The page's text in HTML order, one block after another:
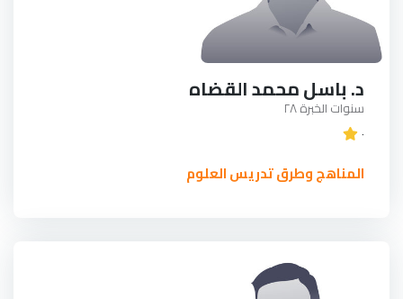
د. باسل محمد القضاه
سنوات الخبرة ٢٨
٠
المناهج وطرق تدريس العلوم